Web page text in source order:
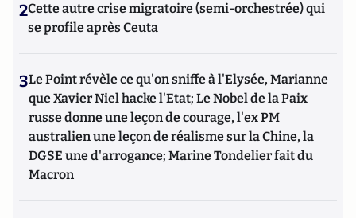
2Cette autre crise migratoire (semi-orchestrée) qui
se profile après Ceuta
3Le Point révèle ce qu'on sniffe à l'Elysée, Marianne
que Xavier Niel hacke l'Etat; Le Nobel de la Paix
russe donne une leçon de courage, l'ex PM
australien une leçon de réalisme sur la Chine, la
DGSE une d'arrogance; Marine Tondelier fait du
Macron